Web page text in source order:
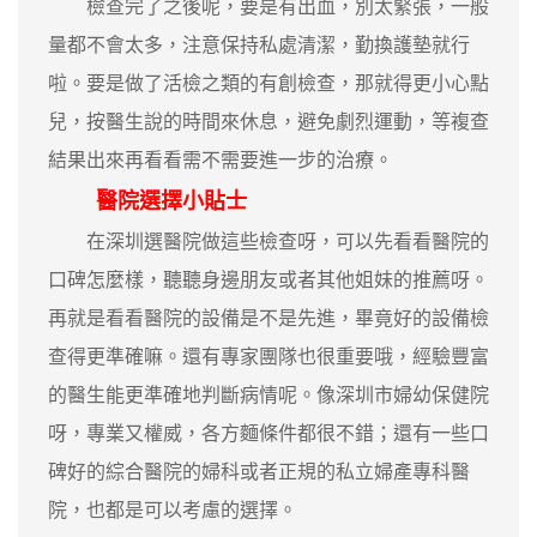
檢查完了之後呢，要是有出血，別太緊張，一般
量都不會太多，注意保持私處清潔，勤換護墊就行
啦。要是做了活檢之類的有創檢查，那就得更小心點
兒，按醫生說的時間來休息，避免劇烈運動，等複查
結果出來再看看需不需要進一步的治療。
醫院選擇小貼士
在深圳選醫院做這些檢查呀，可以先看看醫院的
口碑怎麼樣，聽聽身邊朋友或者其他姐妹的推薦呀。
再就是看看醫院的設備是不是先進，畢竟好的設備檢
查得更準確嘛。還有專家團隊也很重要哦，經驗豐富
的醫生能更準確地判斷病情呢。像深圳市婦幼保健院
呀，專業又權威，各方麵條件都很不錯；還有一些口
碑好的綜合醫院的婦科或者正規的私立婦產專科醫
院，也都是可以考慮的選擇。